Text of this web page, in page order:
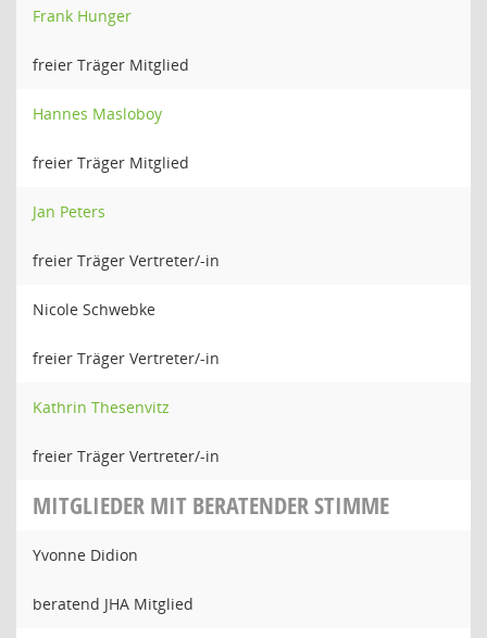
Frank Hunger
freier Träger Mitglied
Hannes Masloboy
freier Träger Mitglied
Jan Peters
freier Träger Vertreter/-in
Nicole Schwebke
freier Träger Vertreter/-in
Kathrin Thesenvitz
freier Träger Vertreter/-in
MITGLIEDER MIT BERATENDER STIMME
Yvonne Didion
beratend JHA Mitglied